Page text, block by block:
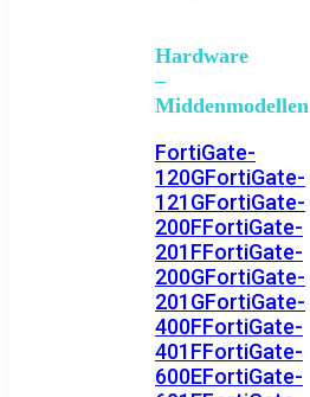
Hardware
–
Middenmodellen
FortiGate-
120GFortiGate-
121GFortiGate-
200FFortiGate-
201FFortiGate-
200GFortiGate-
201GFortiGate-
400FFortiGate-
401FFortiGate-
600EFortiGate-